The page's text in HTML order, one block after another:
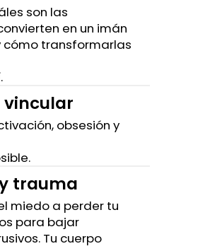
son las
en un imán
cómo transformarlas
vincular
obsesión y
trauma
miedo a perder tu
para bajar
Tu cuerpo